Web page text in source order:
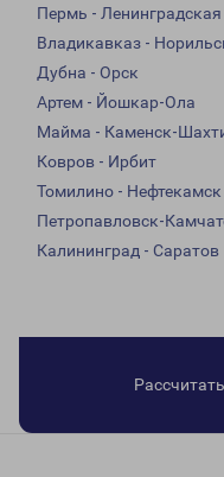
Пермь -
Владикавказ -
Дубна - Орск
Артем - Йошкар-Ола
Майма - Каменск-
Ковров - Ирбит
Томилино - Нефтекамск
Петропавловск-
Калининград - Саратов